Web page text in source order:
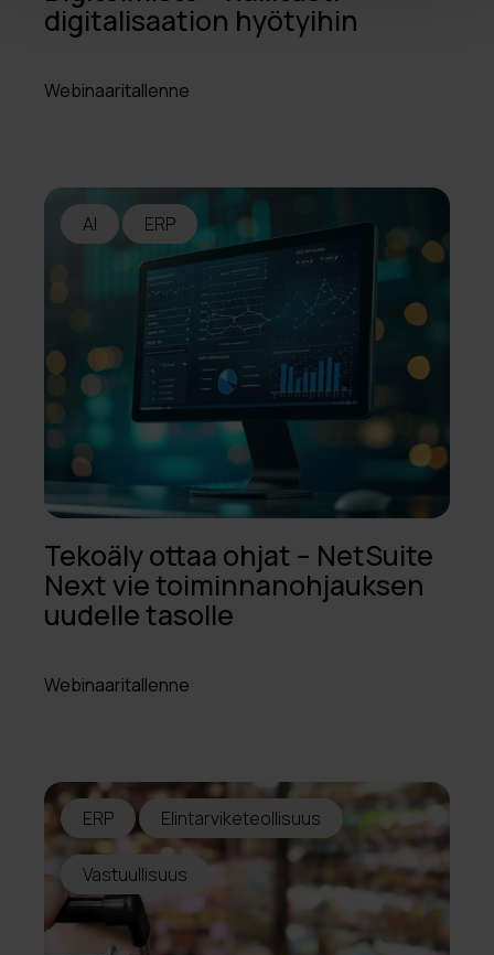
digitalisaation hyötyihin
Webinaaritallenne
AI ERP
Tekoäly ottaa ohjat – NetSuite
Next vie toiminnanohjauksen
uudelle tasolle
Webinaaritallenne
ERP Elintarviketeollisuus
Vastuullisuus